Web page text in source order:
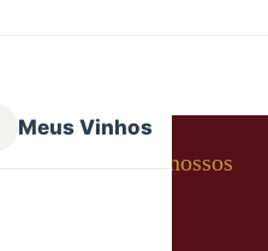
Meus Vinhos
por nossos